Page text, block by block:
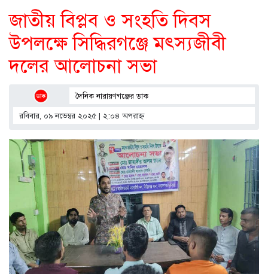
জাতীয় বিপ্লব ও সংহতি দিবস
উপলক্ষে সিদ্ধিরগঞ্জে মৎস্যজীবী
দলের আলোচনা সভা
দৈনিক নারায়ণগঞ্জের ডাক
রবিবার, ০৯ নভেম্বর ২০২৫ | ২:০৪ অপরাহ্ণ